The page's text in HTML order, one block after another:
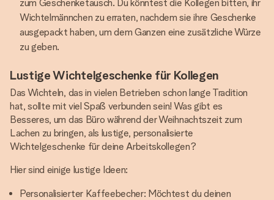
zum Geschenketausch. Du könntest die Kollegen bitten, ihr
Wichtelmännchen zu erraten, nachdem sie ihre Geschenke
ausgepackt haben, um dem Ganzen eine zusätzliche Würze
zu geben.
Lustige Wichtelgeschenke für Kollegen
Das Wichteln, das in vielen Betrieben schon lange Tradition
hat, sollte mit viel Spaß verbunden sein! Was gibt es
Besseres, um das Büro während der Weihnachtszeit zum
Lachen zu bringen, als lustige, personalisierte
Wichtelgeschenke für deine Arbeitskollegen?
Hier sind einige lustige Ideen:
Personalisierter Kaffeebecher: Möchtest du deinen